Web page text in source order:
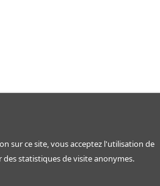
sur ce site, vous acceptez l'utilisation de
statistiques de visite anonymes.